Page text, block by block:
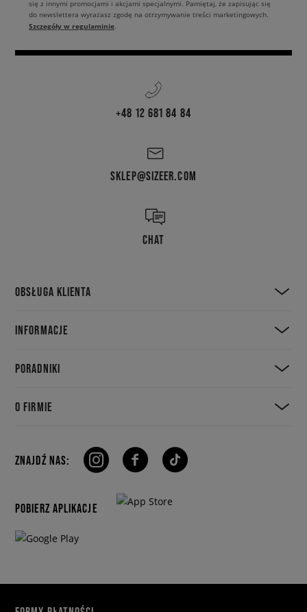
się z innymi promocjami i akcjami specjalnymi. Pamiętaj, że zapisując się
do newslettera wyrażasz zgodę na otrzymywanie treści marketingowych.
Szczegóły w regulaminie.
+48 12 681 84 84
SKLEP@SIZEER.COM
CHAT
OBSŁUGA KLIENTA
INFORMACJE
PORADNIKI
O FIRMIE
ZNAJDŹ NAS:
POBIERZ APLIKACJE